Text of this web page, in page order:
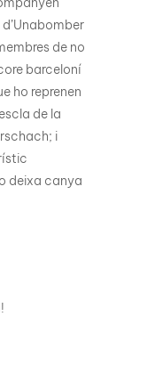
de no
barceloní
ho reprenen
de la
i
deixa canya